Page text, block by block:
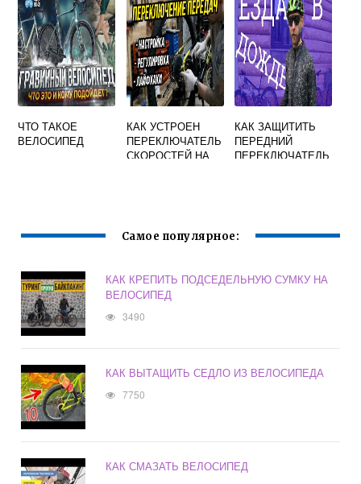
ЧТО ТАКОЕ
ВЕЛОСИПЕД
КАК УСТРОЕН
ПЕРЕКЛЮЧАТЕЛЬ
СКОРОСТЕЙ НА
КАК ЗАЩИТИТЬ
ПЕРЕДНИЙ
ПЕРЕКЛЮЧАТЕЛЬ
Самое популярное:
КАК КРЕПИТЬ ПОДСЕДЕЛЬНУЮ СУМКУ НА
ВЕЛОСИПЕД
3490
КАК ВЫТАЩИТЬ СЕДЛО ИЗ ВЕЛОСИПЕДА
7750
КАК СМАЗАТЬ ВЕЛОСИПЕД